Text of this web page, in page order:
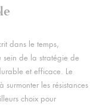
dans le temps,
sein de la stratégie de
et efficace. Le
les résistances
choix pour